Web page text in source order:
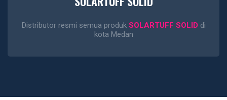
Distributor resmi semua produk SOLARTUFF SOLID di
kota Medan